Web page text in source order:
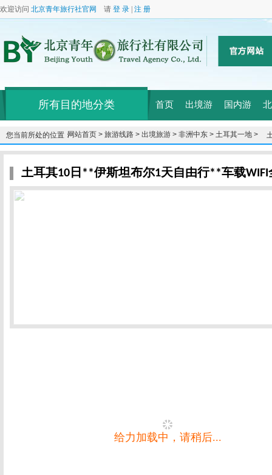
欢迎访问 北京青年旅行社官网 请 登 录 注 册
所有目的地分类 首页 出境游 国内游
您当前所处的位置：网站首页 > 旅游线路 > 出境旅游 > 非洲中东 > 土耳其一地 >
土耳其10日**伊斯坦布尔1天自由行**车载WIFI
给力加载中，请稍后...